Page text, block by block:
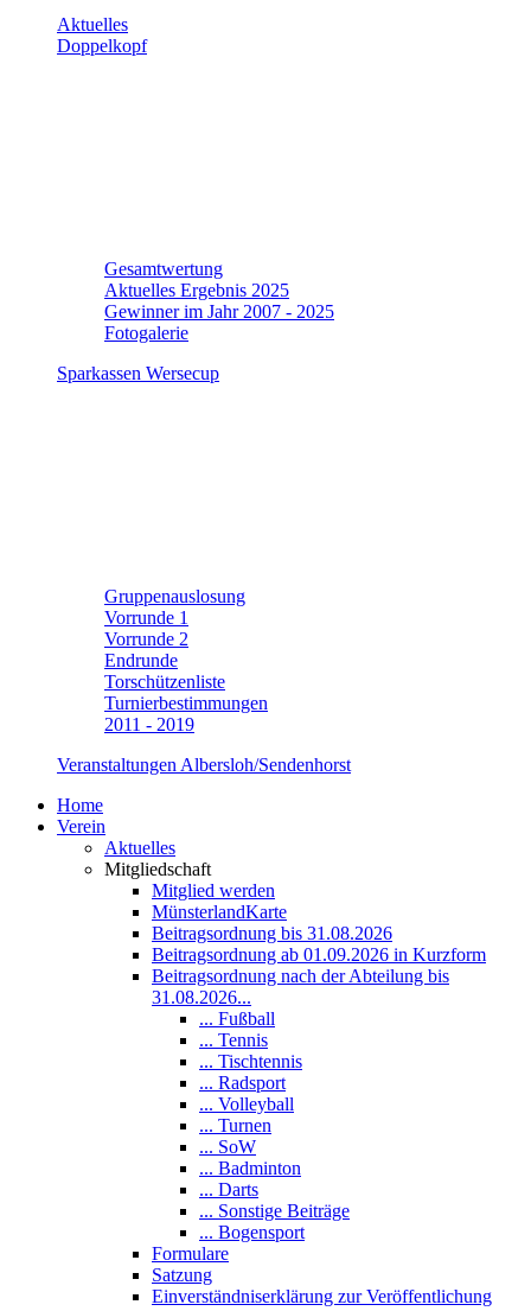
Aktuelles
Doppelkopf
Gesamtwertung
Aktuelles Ergebnis 2025
Gewinner im Jahr 2007 - 2025
Fotogalerie
Sparkassen Wersecup
Gruppenauslosung
Vorrunde 1
Vorrunde 2
Endrunde
Torschützenliste
Turnierbestimmungen
2011 - 2019
Veranstaltungen Albersloh/Sendenhorst
Home
Verein
Aktuelles
Mitgliedschaft
Mitglied werden
MünsterlandKarte
Beitragsordnung bis 31.08.2026
Beitragsordnung ab 01.09.2026 in Kurzform
Beitragsordnung nach der Abteilung bis
31.08.2026...
... Fußball
... Tennis
... Tischtennis
... Radsport
... Volleyball
... Turnen
... SoW
... Badminton
... Darts
... Sonstige Beiträge
... Bogensport
Formulare
Satzung
Einverständniserklärung zur Veröffentlichung